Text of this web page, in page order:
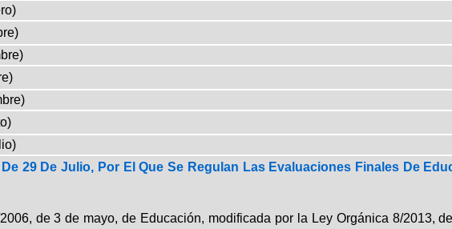
De 29 De Julio, Por El Que Se Regulan Las Evaluaciones Finales De
de 3 de mayo, de Educación, modificada por la Ley Orgánica 8/2013,